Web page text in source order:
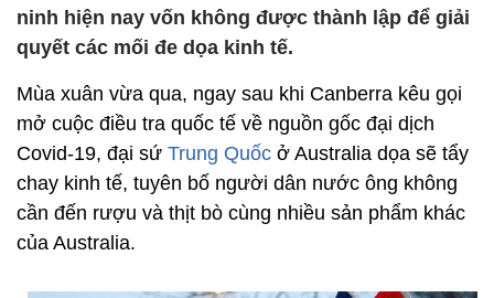
ninh hiện nay vốn không được thành lập để giải
quyết các mối đe dọa kinh tế.
Mùa xuân vừa qua, ngay sau khi Canberra kêu gọi
mở cuộc điều tra quốc tế về nguồn gốc đại dịch
Covid-19, đại sứ Trung Quốc ở Australia dọa sẽ tẩy
chay kinh tế, tuyên bố người dân nước ông không
cần đến rượu và thịt bò cùng nhiều sản phẩm khác
của Australia.